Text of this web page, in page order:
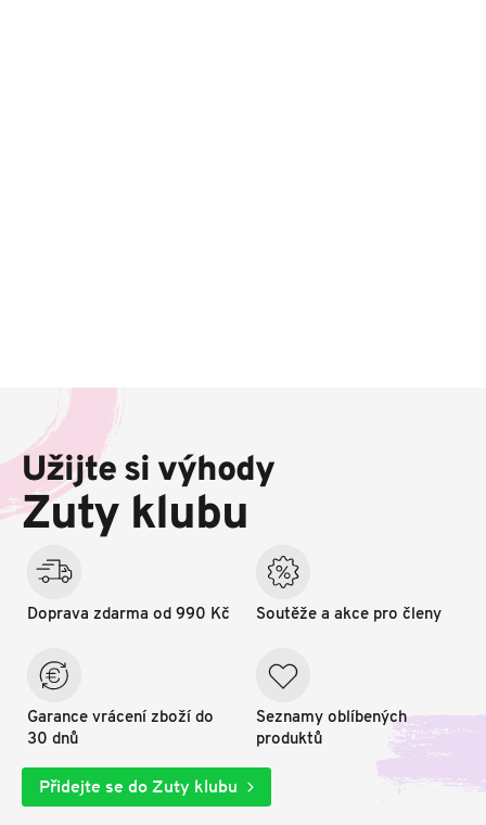
a
í
Užijte si výhody
Zuty klubu
Doprava zdarma od 990 Kč
Garance vrácení zboží do
30 dnů
Soutěže a akce pro členy
Seznamy oblíbených
produktů
Přidejte se do Zuty klubu